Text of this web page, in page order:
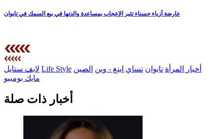
عارضة أزياء حسناء تثير الإعجاب بمساعدة والدتها في بيع السمك في تايوان
لايف ستايل Life Style أخبار المرأة تايوان تساي إينغ - وين الصين
مايك بومبيو
أخبار ذات صلة